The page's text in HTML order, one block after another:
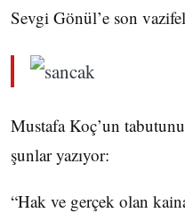
Sevgi Gönül’e son
Mustafa Koç’un
şunlar yazıyor:
“Hak ve gerçek olan